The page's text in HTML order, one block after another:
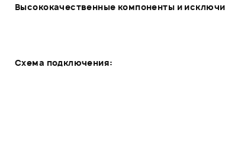
Высококачественные компоненты и
Схема подключения: